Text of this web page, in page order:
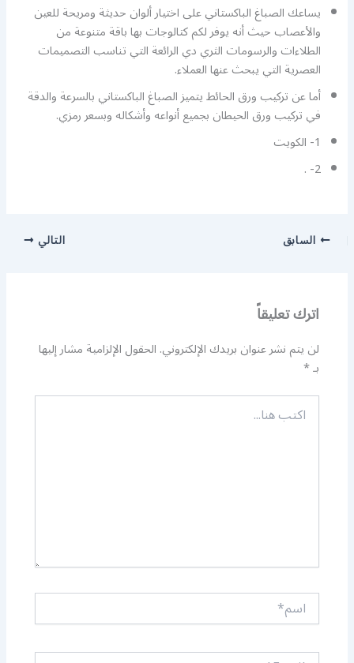
يساعك الصباغ الباكستاني على اختيار ألوان حديثة ومريحة للعين
والأعصاب حيث أنه يوفر لكم كتالوجات بها باقة متنوعة من
الطلاءات والرسومات الثري دي الرائعة التي تناسب التصميمات
العصرية التي يبحث عنها العملاء.
أما عن تركيب ورق الحائط يتميز الصباغ الباكستاني بالسرعة والدقة
في تركيب ورق الحيطان بجميع أنواعه وأشكاله وبسعر رمزي.
1- الكويت
2- .
السابق التالي
اترك تعليقاً
لن يتم نشر عنوان بريدك الإلكتروني.الحقول الإلزامية مشار إليها
بـ*
اكتب
هنا...
اسم*